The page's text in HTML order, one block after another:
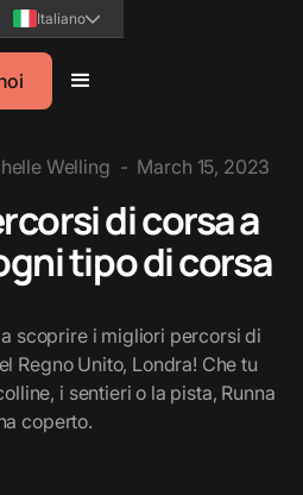
Italiano
Welling - March 15, 2023
di corsa a
tipo di corsa
scoprire i migliori percorsi di
Regno Unito, Londra! Che tu
i sentieri o la pista, Runna
coperto.